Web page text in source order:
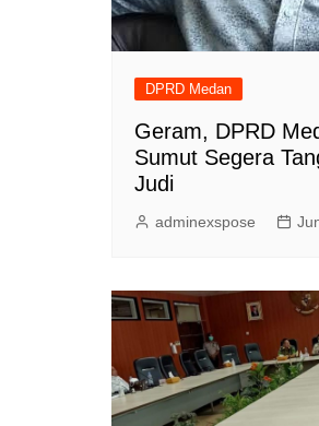
DPRD Medan
Geram, DPRD
Sumut Segera
Judi
adminexspose